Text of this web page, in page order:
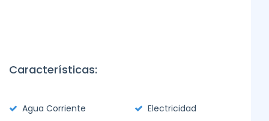
Características:
Agua Corriente
Electricidad